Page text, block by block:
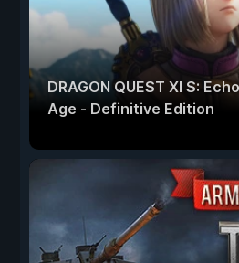
DRAGON QUEST XI S:
Age - Definitive Edition